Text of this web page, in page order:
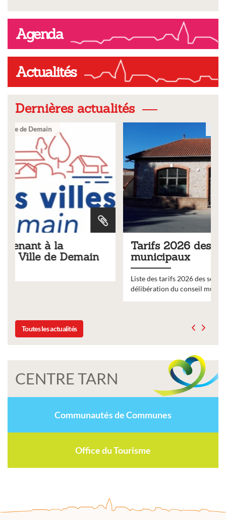
Agenda
Actualités
Dernières actualités
Tarifs 2026 des services
municipaux
Liste des tarifs 2026 des services municipaux,
délibération du conseil municipal du 19 décembre 2025
Toutes les actualités
CENTRE TARN
Communautés de Communes
Office du Tourisme